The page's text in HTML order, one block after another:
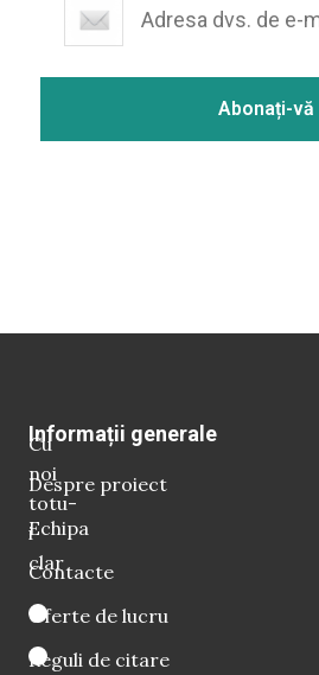
Cu
noi
totu-
i
clar
Informații generale
Despre proiect
Echipa
Contacte
Oferte de lucru
Reguli de citare